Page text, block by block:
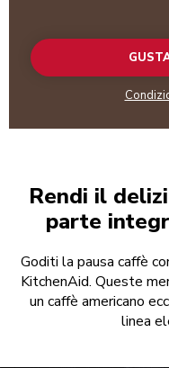
Rendi il
parte
Goditi la pausa caffè
KitchenAid. Queste
un caffè americano
linea